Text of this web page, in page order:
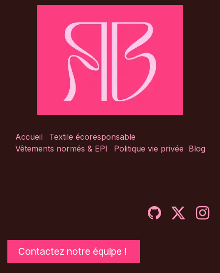
Accueil
Textile écoresponsable
Vêtements normés & EPI
Politique vie privée Blog
Contactez notre équipe !